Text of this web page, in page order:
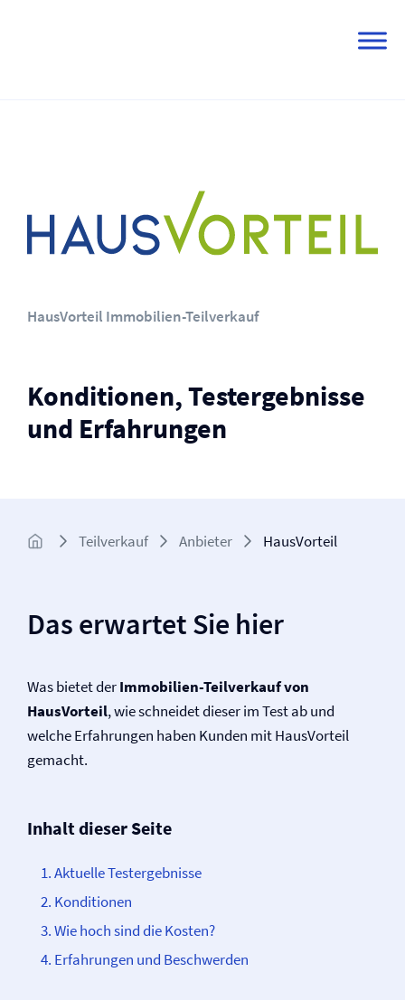
HausVorteil Immobilien-Teilverkauf
Konditionen, Testergebnisse
und Erfahrungen
Teilverkauf Anbieter HausVorteil
Das erwartet Sie hier
Was bietet derImmobilien-Teilverkauf von
HausVorteil, wie schneidet dieser im Test ab und
welche Erfahrungen haben Kunden mit HausVorteil
gemacht.
Inhalt dieser Seite
Aktuelle Testergebnisse
Konditionen
Wie hoch sind die Kosten?
Erfahrungen und Beschwerden